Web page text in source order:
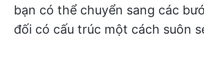
bạn có thể chuyển sang các
đối có cấu trúc một cách suôn